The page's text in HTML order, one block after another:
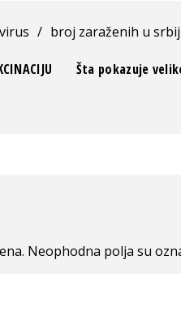
/ broj zaraženih u
Šta pokazuje
Neophodna polja su